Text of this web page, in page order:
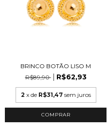
BRINCO BOTÃO LISO M
R$89,90
R$62,93
2 x de R$31,47 sem juros
COMPRAR